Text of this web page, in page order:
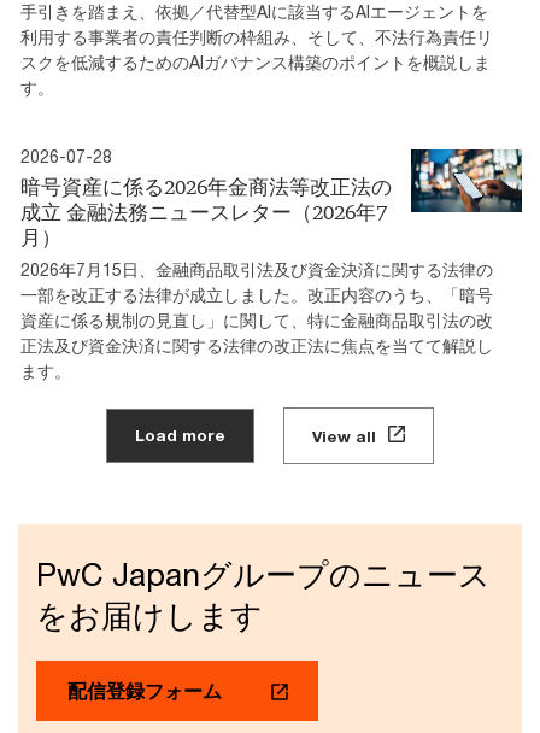
手引きを踏まえ、依拠／代替型AIに該当するAIエージェントを
利用する事業者の責任判断の枠組み、そして、不法行為責任リ
スクを低減するためのAIガバナンス構築のポイントを概説しま
す。
2026-07-28
暗号資産に係る2026年金商法等改正法の
成立 金融法務ニュースレター（2026年7
月）
2026年7月15日、金融商品取引法及び資金決済に関する法律の
一部を改正する法律が成立しました。改正内容のうち、「暗号
資産に係る規制の見直し」に関して、特に金融商品取引法の改
正法及び資金決済に関する法律の改正法に焦点を当てて解説し
ます。
Load more View all
PwC Japanグループのニュース
をお届けします
配信登録フォーム